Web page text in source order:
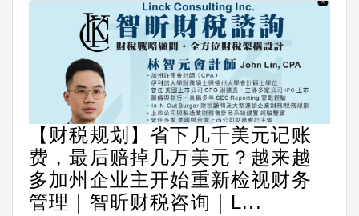
【财税规划】省下几千美元记账
费，最后赔掉几万美元？越来越
多加州企业主开始重新检视财务
管理｜智昕财税咨询｜L...